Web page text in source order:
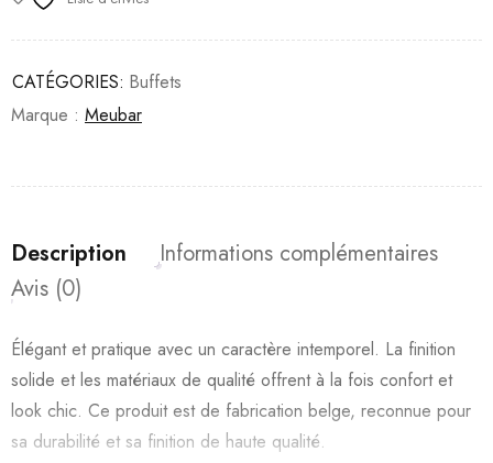
CATÉGORIES: Buffets
Marque : Meubar
Description
Informations complémentaires
Avis (0)
Élégant et pratique avec un caractère intemporel. La finition
solide et les matériaux de qualité offrent à la fois confort et
look chic. Ce produit est de fabrication belge, reconnue pour
sa durabilité et sa finition de haute qualité.